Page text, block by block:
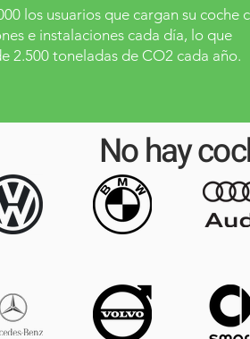
los usuarios que cargan su coche
e instalaciones cada día, lo que
2.500 toneladas de CO2 cada año.
No hay